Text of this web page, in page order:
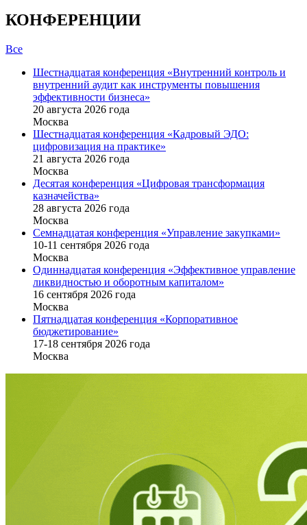
КОНФЕРЕНЦИИ
Все
Шестнадцатая конференция «Внутренний контроль и
внутренний аудит как инструменты повышения
эффективности бизнеса»
20 августа 2026 года
Москва
Шестнадцатая конференция «Кадровый ЭДО:
цифровизация на практике»
21 августа 2026 года
Москва
Десятая конференция «Цифровая трансформация
казначейства»
28 августа 2026 года
Москва
Семнадцатая конференция «Управление закупками»
10-11 сентября 2026 года
Москва
Одиннадцатая конференция «Эффективное управление
ликвидностью и оборотным капиталом»
16 cентября 2026 года
Москва
Пятнадцатая конференция «Корпоративное
бюджетирование»
17-18 сентября 2026 года
Москва